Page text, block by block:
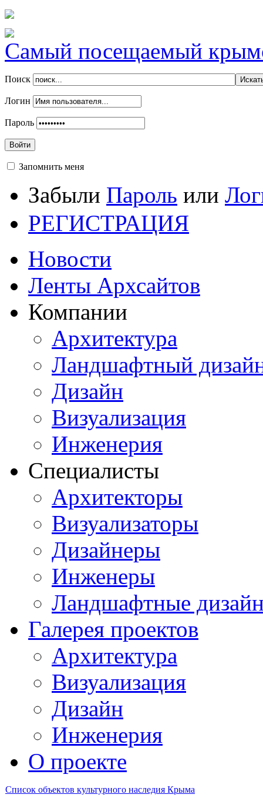
Самый посещаемый
Поиск
Логин
Пароль
Войти
Запомнить меня
Забыли Пароль или
РЕГИСТРАЦИЯ
Новости
Ленты Архсайтов
Компании
Архитектура
Ландшафтный
Дизайн
Визуализация
Инженерия
Специалисты
Архитекторы
Визуализаторы
Дизайнеры
Инженеры
Ландшафтные
Галерея проектов
Архитектура
Визуализация
Дизайн
Инженерия
О проекте
Список объектов культурного наследия Крыма